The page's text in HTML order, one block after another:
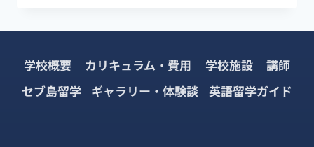
レ
練
学校概要 カリキュラム・費用 学校施設
講師
セブ島留学 ギャラリー・体験談 英語留学ガイド